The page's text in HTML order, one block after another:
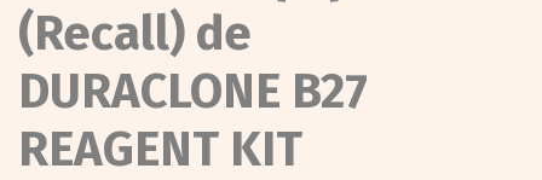
(Recall) de
DURACLONE B27
REAGENT KIT